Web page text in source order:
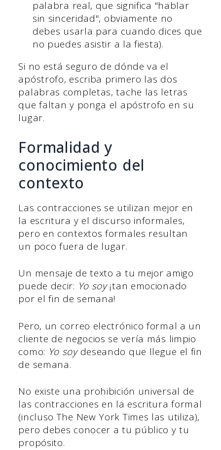
palabra real, que significa "hablar
sin sinceridad", obviamente no
debes usarla para cuando dices que
no puedes asistir a la fiesta).
Si no está seguro de dónde va el
apóstrofo, escriba primero las dos
palabras completas, tache las letras
que faltan y ponga el apóstrofo en su
lugar.
Formalidad y
conocimiento del
contexto
Las contracciones se utilizan mejor en
la escritura y el discurso informales,
pero en contextos formales resultan
un poco fuera de lugar.
Un mensaje de texto a tu mejor amigo
puede decir: Yo soy¡tan emocionado
por el fin de semana!
Pero, un correo electrónico formal a un
cliente de negocios se vería más limpio
como: Yo soydeseando que llegue el fin
de semana.
No existe una prohibición universal de
las contracciones en la escritura formal
(incluso The New York Times las utiliza),
pero debes conocer a tu público y tu
propósito.